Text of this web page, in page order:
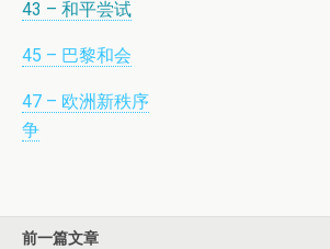
43 – 和平尝试
45 – 巴黎和会
47 – 欧洲新秩序
争
前一篇文章